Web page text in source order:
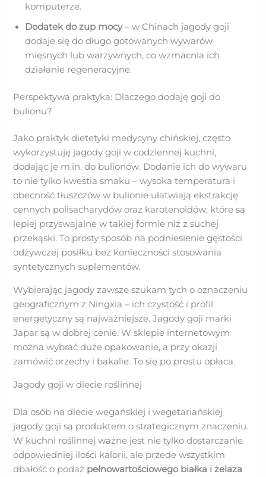
komputerze.
Dodatek do zup mocy– w Chinach jagody goji
dodaje się do długo gotowanych wywarów
mięsnych lub warzywnych, co wzmacnia ich
działanie regeneracyjne.
Perspektywa praktyka: Dlaczego dodaję goji do
bulionu?
Jako praktyk dietetyki medycyny chińskiej, często
wykorzystuję jagody goji w codziennej kuchni,
dodając je m.in. do bulionów. Dodanie ich do wywaru
to nie tylko kwestia smaku – wysoka temperatura i
obecność tłuszczów w bulionie ułatwiają ekstrakcję
cennych polisacharydów oraz karotenoidów, które są
lepiej przyswajalne w takiej formie niż z suchej
przekąski. To prosty sposób na podniesienie gęstości
odżywczej posiłku bez konieczności stosowania
syntetycznych suplementów.
Wybierając jagody zawsze szukam tych o oznaczeniu
geograficznym z Ningxia – ich czystość i profil
energetyczny są najważniejsze. Jagody goji marki
Japar są w dobrej cenie. W sklepie internetowym
można wybrać duże opakowanie, a przy okazji
zamówić orzechy i bakalie. To się po prostu opłaca.
Jagody goji w diecie roślinnej
Dla osób na diecie wegańskiej i wegetariańskiej
jagody goji są produktem o strategicznym znaczeniu.
W kuchni roślinnej ważne jest nie tylko dostarczanie
odpowiedniej ilości kalorii, ale przede wszystkim
dbałość o podaż pełnowartościowego białka i żelaza